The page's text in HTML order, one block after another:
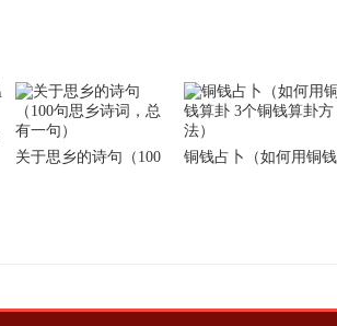
关于思乡的诗句（100
铜钱占卜（如何用铜钱